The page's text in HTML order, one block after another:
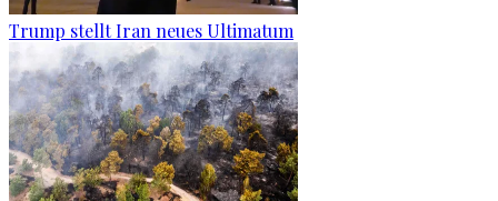
Trump stellt Iran neues Ultimatum